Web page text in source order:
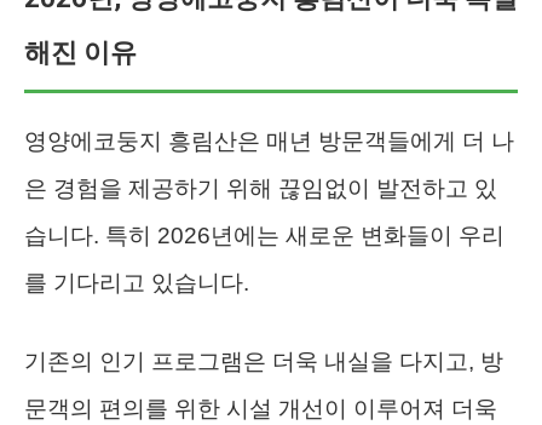
해진 이유
영양에코둥지 흥림산은 매년 방문객들에게 더 나
은 경험을 제공하기 위해 끊임없이 발전하고 있
습니다. 특히 2026년에는 새로운 변화들이 우리
를 기다리고 있습니다.
기존의 인기 프로그램은 더욱 내실을 다지고, 방
문객의 편의를 위한 시설 개선이 이루어져 더욱